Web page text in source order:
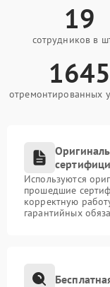
19
сотрудников в
1645
отремонтированных
Используются
прошедшие
корректную
гарантийных